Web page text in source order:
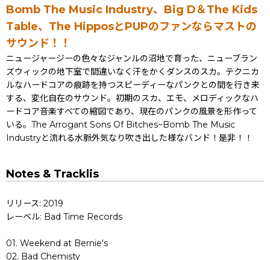
Bomb The Music Industry、Big D＆The Kids
Table、The HipposとPUPのファンならマストの
サウンド！！
ニュージャージーの色々なジャンルの沼地で育った、ニューブラン
ズウィックの地下室で間違いなく汗をかくダンスのスカ。テクニカ
ルなハードコアの痕跡を持つスピーディーなパンクとの間を行き来
する、変化自在のサウンド。初期のスカ、エモ、メロディックなハ
ードコア音楽すべての縮図であり、現在のパンクの風景を形作って
いる。The Arrogant Sons Of Bitches~Bomb The Music
Industryと流れる水脈外気なり吹き出した様なバンド！是非！！
Notes & Tracklis
リリース: 2019
レーベル: Bad Time Records
01. Weekend at Bernie's
02. Bad Chemisty